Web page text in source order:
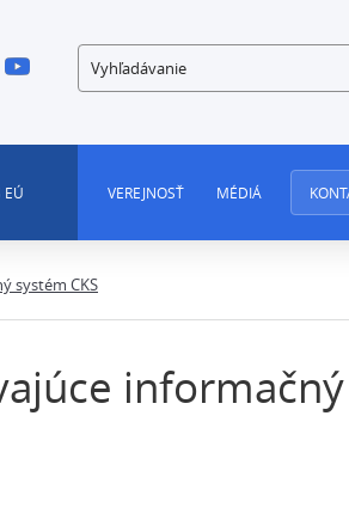
Vyhľadávanie
EÚ VEREJNOSŤ MÉDIÁ
systém CKS
informačný